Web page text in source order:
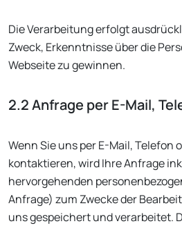
Die Verarbeitung erfolgt
Zweck, Erkenntnisse über die
Webseite zu gewinnen.
2.2 Anfrage per E-Mail,
Wenn Sie uns per E-Mail, Telefon
kontaktieren, wird Ihre Anfrage
hervorgehenden
Anfrage) zum Zwecke der
uns gespeichert und verarbeitet.